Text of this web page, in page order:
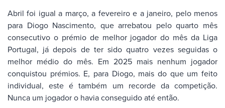
Abril foi igual a março, a fevereiro e a janeiro, pelo menos
para Diogo Nascimento, que arrebatou pelo quarto mês
consecutivo o prémio de melhor jogador do mês da Liga
Portugal, já depois de ter sido quatro vezes seguidas o
melhor médio do mês. Em 2025 mais nenhum jogador
conquistou prémios. E, para Diogo, mais do que um feito
individual, este é também um recorde da competição.
Nunca um jogador o havia conseguido até então.